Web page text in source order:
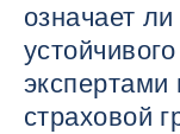
означает
страховой